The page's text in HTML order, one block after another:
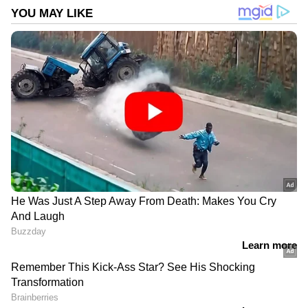
DOWNLOAD APP
RECOMMENDED STORIES
International Fathers Day
2026: ജീവിതത്തിലെ റിയൽ